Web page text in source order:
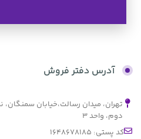
آدرس دفتر فروش
دوم، واحد ۳
کد پستی: 1648678185